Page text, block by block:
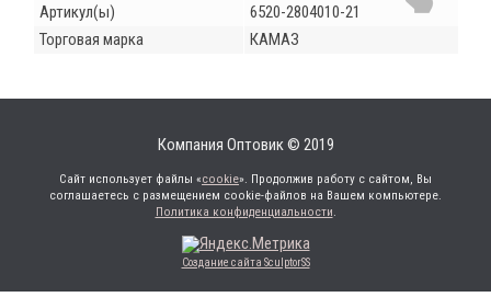
Артикул(ы)
6520-2804010-21
Торговая марка
КАМАЗ
Компания Оптовик © 2019
Сайт использует файлы «cookie». Продолжив работу с сайтом, Вы
соглашаетесь с размещением cookie-файлов на Вашем компьютере.
Политика конфиденциальности.
Создание сайта SculptorSS